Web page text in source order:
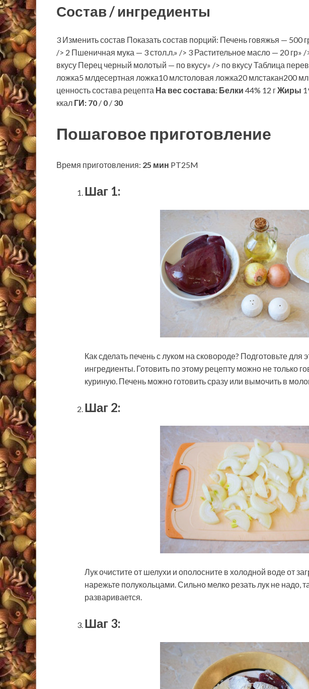
Состав / ингредиенты
3 Изменить состав Показать состав порций: Печень говяжья — 500
/> 2 Пшеничная мука — 3 стол.л.» /> 3 Растительное масло — 20 гр»
вкусу Перец черный молотый — по вкусу» /> по вкусу Таблица
ложка5 млдесертная ложка10 млстоловая ложка20 млстакан200
ценность состава рецепта На вес состава: Белки 44% 12 гЖиры
ккал ГИ: 70 / 0 / 30
Пошаговое приготовление
Время приготовления: 25 мин PT25M
Шаг 1:
Как сделать печень с луком на сковороде? Подготовьте для
ингредиенты. Готовить по этому рецепту можно не только
куриную. Печень можно готовить сразу или вымочить в
Шаг 2:
Лук очистите от шелухи и ополосните в холодной воде от
нарежьте полукольцами. Сильно мелко резать лук не надо,
разваривается.
Шаг 3: